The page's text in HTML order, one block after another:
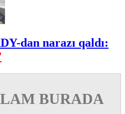
dan narazı qaldı:
BURADA